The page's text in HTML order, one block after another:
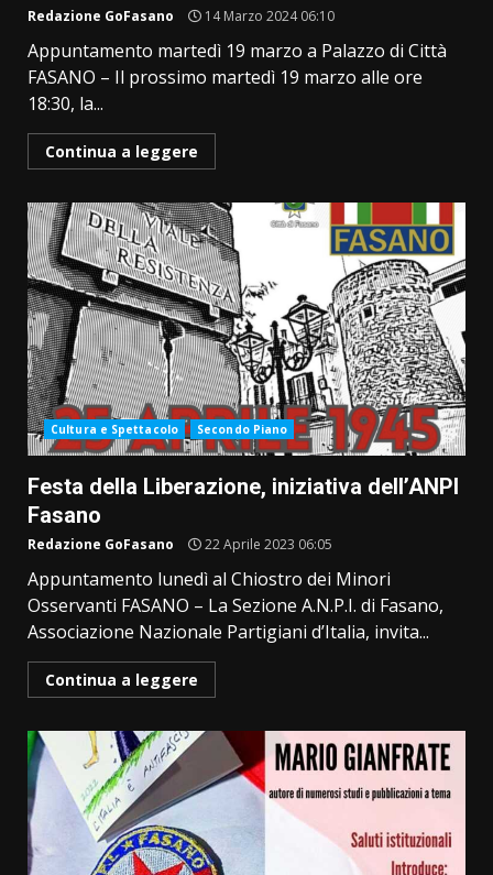
Redazione GoFasano 14 Marzo 2024 06:10
Appuntamento martedì 19 marzo a Palazzo di Città
FASANO – Il prossimo martedì 19 marzo alle ore
18:30, la...
Continua a leggere
Cultura e Spettacolo Secondo Piano
Festa della Liberazione, iniziativa dell’ANPI
Fasano
Redazione GoFasano 22 Aprile 2023 06:05
Appuntamento lunedì al Chiostro dei Minori
Osservanti FASANO – La Sezione A.N.P.I. di Fasano,
Associazione Nazionale Partigiani d’Italia, invita...
Continua a leggere